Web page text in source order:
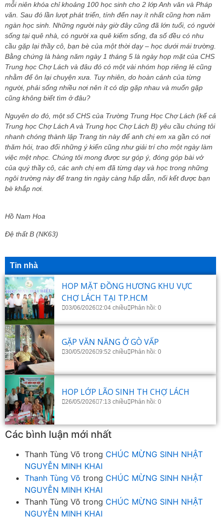
mỗi niên khóa chỉ khoảng 100 học sinh cho 2 lớp Anh văn và Pháp
văn. Sau đó lần lượt phát triển, tính đến nay ít nhất cũng hơn năm
ngàn học sinh. Những người này giờ đây cũng đã lớn tuổi, có người
sống tại quê nhà, có người xa quê kiếm sống, đa số đều có nhu
cầu gặp lại thầy cô, bạn bè của một thời dạy – học dưới mái trường.
Bằng chứng là hàng năm ngày 1 tháng 5 là ngày họp mặt của CHS
Trung học Chợ Lách và đâu đó có một vài nhóm họp riêng lẻ cũng
nhằm để ôn lại chuyện xưa. Tuy nhiên, do hoàn cảnh của từng
người, phải sống nhiều nơi nên ít có dịp gặp nhau và muốn gặp
cũng không biết tìm ở đâu?
Nguyên do đó, một số CHS của Trường Trung Học Chợ Lách (kể cả
Trung học Chợ Lách A và Trung học Chợ Lách B) yêu cầu chúng tôi
nhanh chóng thành lập Trang tin này để anh chị em xa gần có nơi
thăm hỏi, trao đổi những ý kiến cũng như giải trí cho một ngày làm
việc mệt nhọc. Chúng tôi mong được sự góp ý, đóng góp bài vở
của quý thầy cô, các anh chị em đã từng dạy và học trong những
ngôi trường này để trang tin ngày càng hấp dẫn, nối kết được bạn
bè khắp nơi.
Hồ Nam Hoa
Đệ thất B (NK63)
Tin nhà
HOP MẶT ĐỒNG HƯƠNG KHU VỰC
CHỢ LÁCH TẠI TP.HCM
03/06/2026 2:04 chiều Phản hồi: 0
GẶP VĂN NĂNG Ở GÒ VẤP
30/05/2026 9:52 chiều Phản hồi: 0
HOP LỚP LÃO SINH TH CHỢ LÁCH
26/05/2026 7:13 chiều Phản hồi: 0
Các bình luận mới nhất
Thanh Tùng Võ trong CHÚC MỪNG SINH NHẬT
NGUYỄN MINH KHAI
Thanh Tùng Võ trong CHÚC MỪNG SINH NHẬT
NGUYỄN MINH KHAI
Thanh Tùng Võ trong CHÚC MỪNG SINH NHẬT
NGUYỄN MINH KHAI